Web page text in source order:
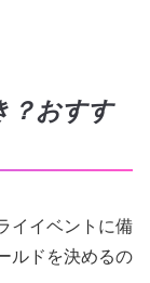
？おすす
イイベントに備
ルドを決めるの